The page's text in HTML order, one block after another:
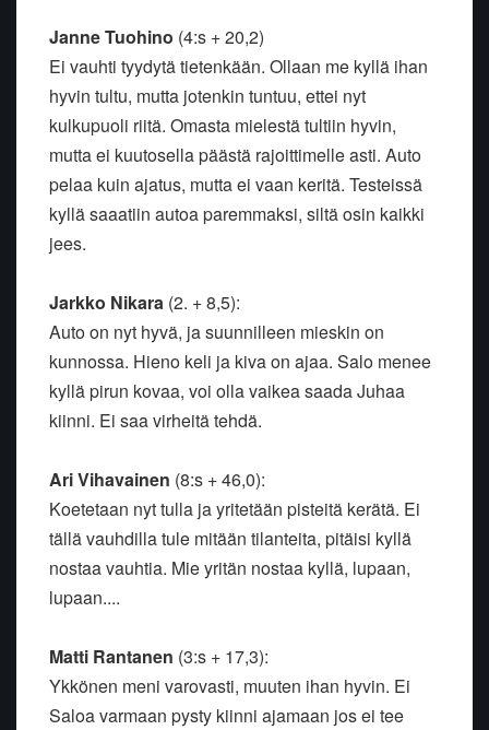
Janne Tuohino (4:s + 20,2)
Ei vauhti tyydytä tietenkään. Ollaan me kyllä ihan
hyvin tultu, mutta jotenkin tuntuu, ettei nyt
kulkupuoli riitä. Omasta mielestä tultiin hyvin,
mutta ei kuutosella päästä rajoittimelle asti. Auto
pelaa kuin ajatus, mutta ei vaan keritä. Testeissä
kyllä saaatiin autoa paremmaksi, siltä osin kaikki
jees.
Jarkko Nikara (2. + 8,5):
Auto on nyt hyvä, ja suunnilleen mieskin on
kunnossa. Hieno keli ja kiva on ajaa. Salo menee
kyllä pirun kovaa, voi olla vaikea saada Juhaa
kiinni. Ei saa virheitä tehdä.
Ari Vihavainen (8:s + 46,0):
Koetetaan nyt tulla ja yritetään pisteitä kerätä. Ei
tällä vauhdilla tule mitään tilanteita, pitäisi kyllä
nostaa vauhtia. Mie yritän nostaa kyllä, lupaan,
lupaan....
Matti Rantanen (3:s + 17,3):
Ykkönen meni varovasti, muuten ihan hyvin. Ei
Saloa varmaan pysty kiinni ajamaan jos ei tee